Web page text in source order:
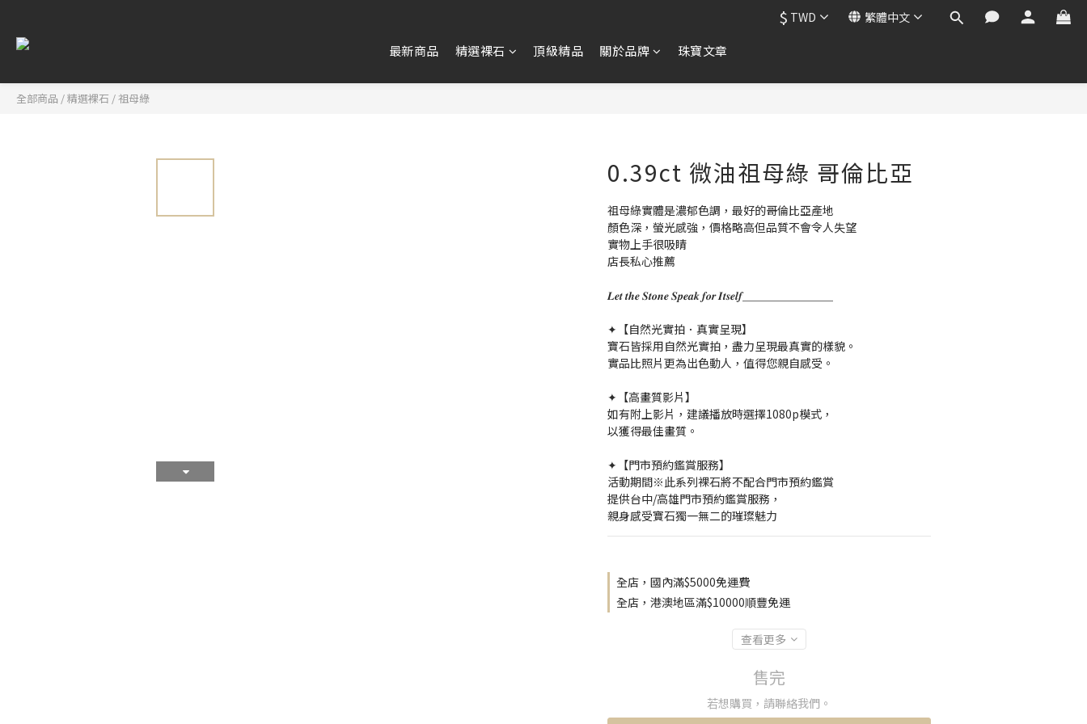
$ TWD 繁體中文
最新商品 精選裸石 頂級精品 關於品牌 珠寶文章
全部商品 /精選裸石 /祖母綠
0.39ct 微油祖母綠 哥倫比亞
祖母綠實體是濃郁色調，最好的哥倫比亞產地
顏色深，螢光感強，價格略高但品質不會令人失望
實物上手很吸睛
店長私心推薦
𝑳𝒆𝒕 𝒕𝒉𝒆 𝑺𝒕𝒐𝒏𝒆 𝑺𝒑𝒆𝒂𝒌 𝒇𝒐𝒓 𝑰𝒕𝒔𝒆𝒍𝒇＿＿＿＿＿＿＿＿
✦【自然光實拍．真實呈現】
寶石皆採用自然光實拍，盡力呈現最真實的樣貌。
實品比照片更為出色動人，值得您親自感受。
✦【高畫質影片】
如有附上影片，建議播放時選擇1080p模式，
以獲得最佳畫質。
✦【門市預約鑑賞服務】
活動期間※此系列裸石將不配合門市預約鑑賞
提供台中/高雄門市預約鑑賞服務，
親身感受寶石獨一無二的璀璨魅力
全店，國內滿$5000免運費
全店，港澳地區滿$10000順豐免運
查看更多
售完
若想購買，請聯絡我們。